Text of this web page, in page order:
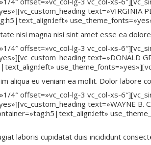
nisi magna nisi sint amet esse ea
4″ offset=»vc_col-lg-3 vc_col-xs-
aliqua eu veniam ea mollit. Dolor labore
4″ offset=»vc_col-lg-3 vc_col-xs-
text=»WAYNE
laboris cupidatat duis incididunt